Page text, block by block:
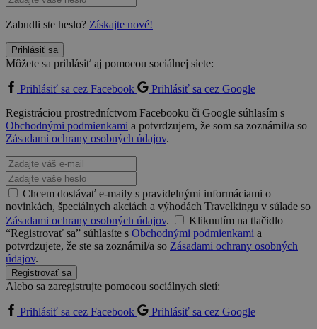
Zabudli ste heslo? Získajte nové!
Prihlásiť sa
Môžete sa prihlásiť aj pomocou sociálnej siete:
Prihlásiť sa cez Facebook
Prihlásiť sa cez Google
Registráciou prostredníctvom Facebooku či Google súhlasím s
Obchodnými podmienkami a potvrdzujem, že som sa zoznámil/a so
Zásadami ochrany osobných údajov.
Chcem dostávať e-maily s pravidelnými informáciami o
novinkách, špeciálnych akciách a výhodách Travelkingu v súlade so
Zásadami ochrany osobných údajov.
Kliknutím na tlačidlo
“Registrovať sa” súhlasíte s Obchodnými podmienkami a
potvrdzujete, že ste sa zoznámil/a so Zásadami ochrany osobných
údajov.
Registrovať sa
Alebo sa zaregistrujte pomocou sociálnych sietí:
Prihlásiť sa cez Facebook
Prihlásiť sa cez Google